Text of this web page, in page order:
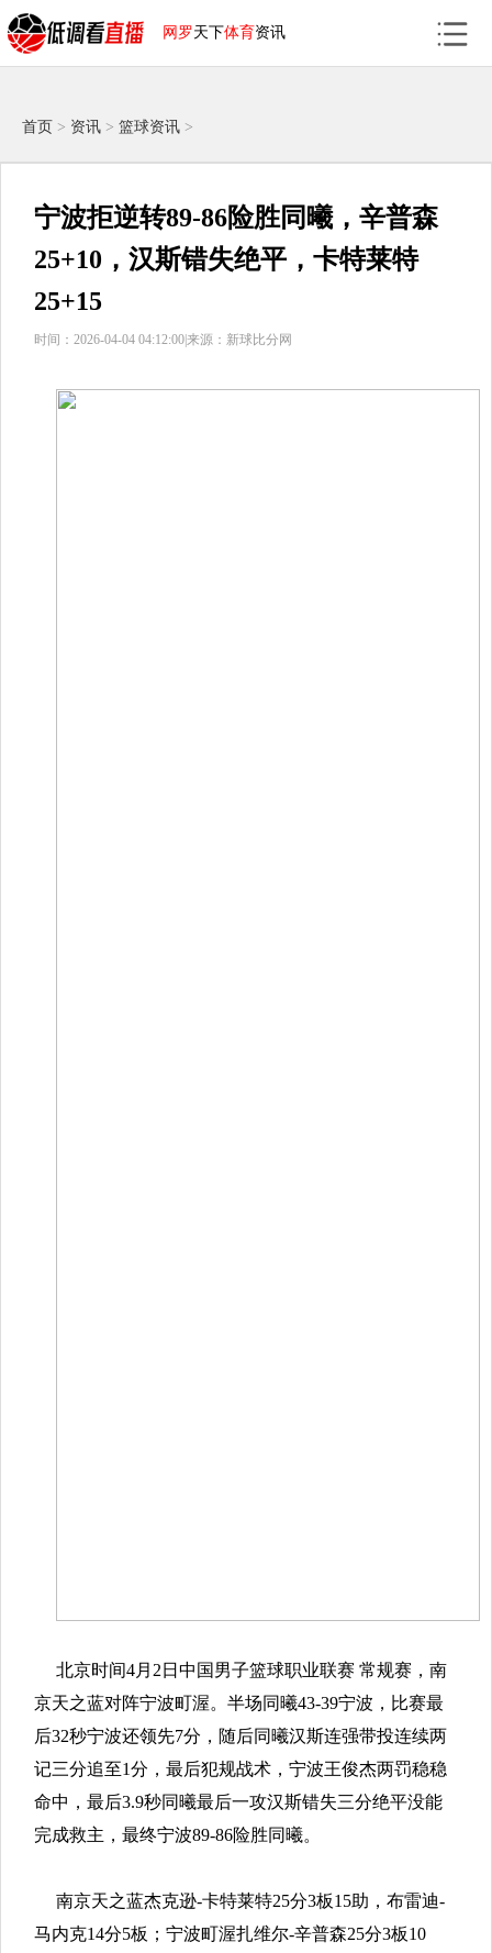
网罗天下体育资讯
首页 > 资讯 > 篮球资讯 >
宁波拒逆转89-86险胜同曦，辛普森
25+10，汉斯错失绝平，卡特莱特
25+15
时间：2026-04-04 04:12:00|来源：新球比分网
北京时间4月2日中国男子篮球职业联赛 常规赛，南
京天之蓝对阵宁波町渥。半场同曦43-39宁波，比赛最
后32秒宁波还领先7分，随后同曦汉斯连强带投连续两
记三分追至1分，最后犯规战术，宁波王俊杰两罚稳稳
命中，最后3.9秒同曦最后一攻汉斯错失三分绝平没能
完成救主，最终宁波89-86险胜同曦。
南京天之蓝杰克逊-卡特莱特25分3板15助，布雷迪-
马内克14分5板；宁波町渥扎维尔-辛普森25分3板10